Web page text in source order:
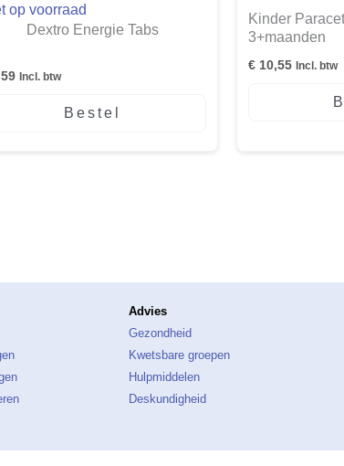
op voorraad
Dextro Energie Tabs
Incl. btw
Bestel
Kinder
3+maanden
€ 10,55 Incl. btw
Advies
Gezondheid
Kwetsbare groepen
Hulpmiddelen
Deskundigheid